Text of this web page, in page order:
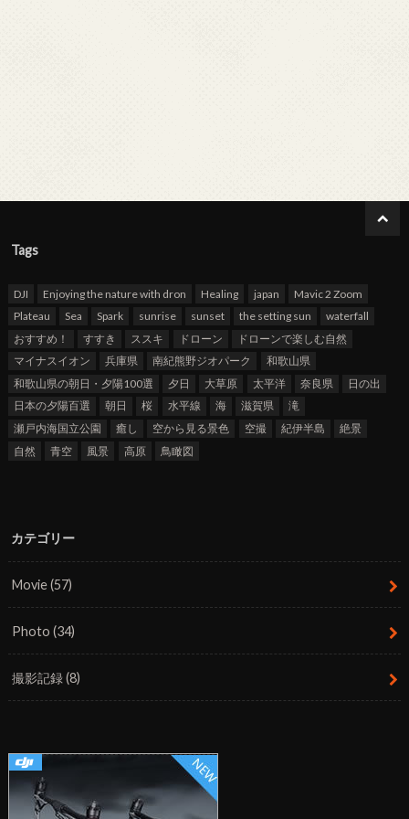
Tags
DJI Enjoying the nature with dron Healing japan
Mavic 2 Zoom
Plateau
Sea Spark sunrise sunset the setting sun
waterfall
おすすめ！
すすき ススキ ドローン
ドローンで楽しむ自然
マイナスイオン
兵庫県 南紀熊野ジオパーク
和歌山県
和歌山県の朝日・夕陽100選
夕日 大草原 太平洋 奈良県
日の出
日本の夕陽百選
朝日 桜 水平線 海 滋賀県
滝
瀬戸内海国立公園
癒し 空から見る景色 空撮 紀伊半島
絶景
自然
青空 風景 高原 鳥瞰図
カテゴリー
Movie(57)
Photo(34)
撮影記録(8)